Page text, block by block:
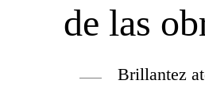
de las
Brillantez